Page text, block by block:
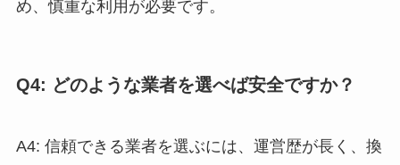
め、慎重な利用が必要です。
Q4: どのような業者を選べば安全ですか？
A4: 信頼できる業者を選ぶには、運営歴が長く、換